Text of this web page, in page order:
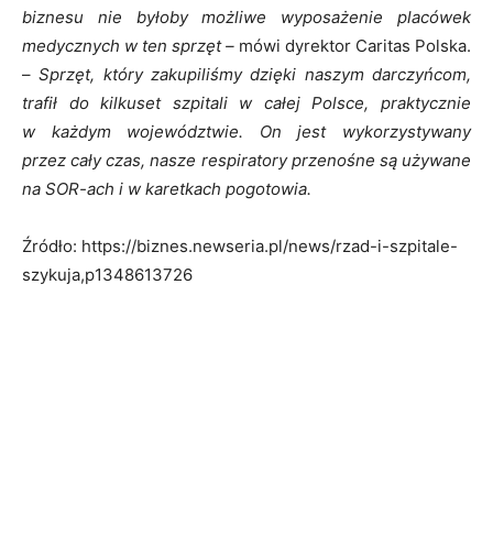
biznesu nie byłoby możliwe wyposażenie placówek
medycznych w ten sprzęt – mówi dyrektor Caritas Polska.
–Sprzęt, który zakupiliśmy dzięki naszym darczyńcom,
trafił do kilkuset szpitali w całej Polsce, praktycznie
w każdym województwie. On jest wykorzystywany
przez cały czas, nasze respiratory przenośne są używane
na SOR-ach i w karetkach pogotowia.
Źródło: https://biznes.newseria.pl/news/rzad-i-szpitale-
szykuja,p1348613726